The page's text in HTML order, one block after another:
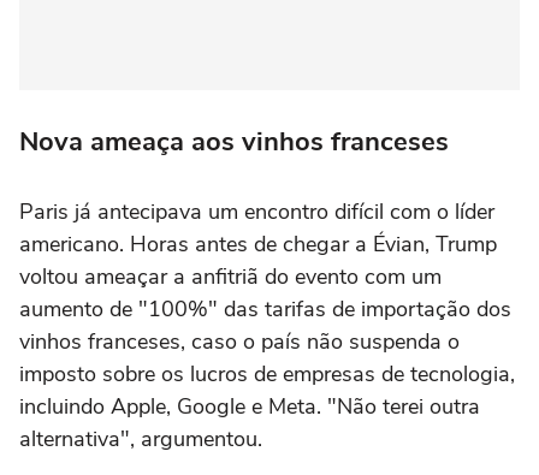
Nova ameaça aos vinhos franceses
Paris já antecipava um encontro difícil com o líder
americano. Horas antes de chegar a Évian, Trump
voltou ameaçar a anfitriã do evento com um
aumento de "100%" das tarifas de importação dos
vinhos franceses, caso o país não suspenda o
imposto sobre os lucros de empresas de tecnologia,
incluindo Apple, Google e Meta. "Não terei outra
alternativa", argumentou.